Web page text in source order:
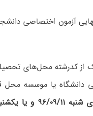
معرفی‌شدگان نهایی
از کدرشته محل‌های‌
دانشگاه یا موسسه
یکشنبه ۹۶/۰۹/۱۲